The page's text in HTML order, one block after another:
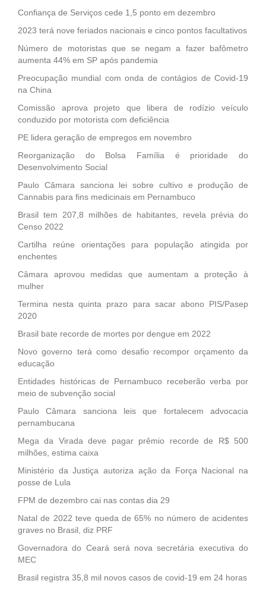
Confiança de Serviços cede 1,5 ponto em dezembro
2023 terá nove feriados nacionais e cinco pontos facultativos
Número de motoristas que se negam a fazer bafômetro
aumenta 44% em SP após pandemia
Preocupação mundial com onda de contágios de Covid-19
na China
Comissão aprova projeto que libera de rodízio veículo
conduzido por motorista com deficiência
PE lidera geração de empregos em novembro
Reorganização do Bolsa Família é prioridade do
Desenvolvimento Social
Paulo Câmara sanciona lei sobre cultivo e produção de
Cannabis para fins medicinais em Pernambuco
Brasil tem 207,8 milhões de habitantes, revela prévia do
Censo 2022
Cartilha reúne orientações para população atingida por
enchentes
Câmara aprovou medidas que aumentam a proteção à
mulher
Termina nesta quinta prazo para sacar abono PIS/Pasep
2020
Brasil bate recorde de mortes por dengue em 2022
Novo governo terá como desafio recompor orçamento da
educação
Entidades históricas de Pernambuco receberão verba por
meio de subvenção social
Paulo Câmara sanciona leis que fortalecem advocacia
pernambucana
Mega da Virada deve pagar prêmio recorde de R$ 500
milhões, estima caixa
Ministério da Justiça autoriza ação da Força Nacional na
posse de Lula
FPM de dezembro cai nas contas dia 29
Natal de 2022 teve queda de 65% no número de acidentes
graves no Brasil, diz PRF
Governadora do Ceará será nova secretária executiva do
MEC
Brasil registra 35,8 mil novos casos de covid-19 em 24 horas